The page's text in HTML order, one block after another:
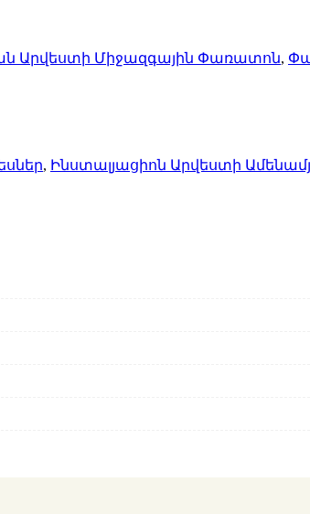
Արվեստի Միջազգային Փառատոն,
, Ինստալյացիոն Արվեստի